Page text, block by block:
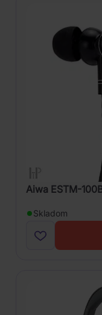
Aiwa ESTM-
Skladom